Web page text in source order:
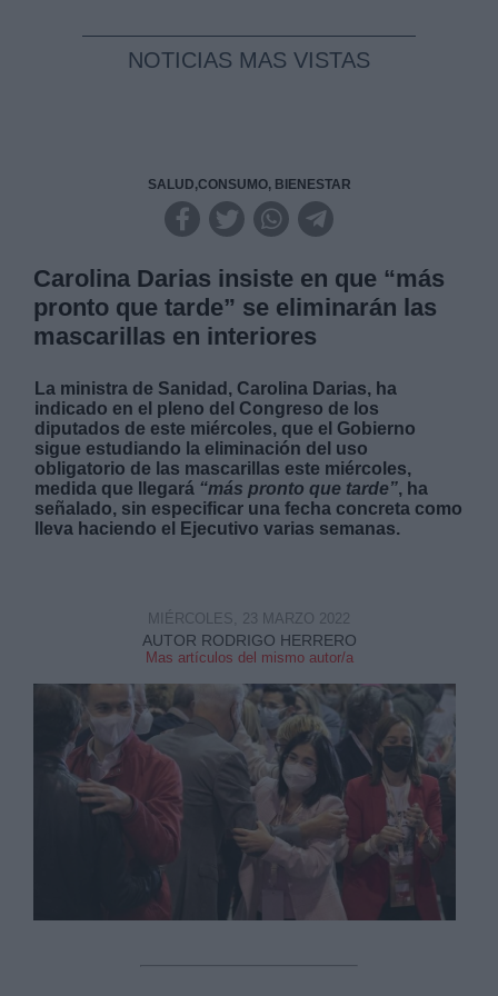
NOTICIAS MAS VISTAS
SALUD,CONSUMO, BIENESTAR
Carolina Darias insiste en que “más
pronto que tarde” se eliminarán las
mascarillas en interiores
La ministra de Sanidad, Carolina Darias, ha
indicado en el pleno del Congreso de los
diputados de este miércoles, que el Gobierno
sigue estudiando la eliminación del uso
obligatorio de las mascarillas este miércoles,
medida que llegará “más pronto que tarde”, ha
señalado, sin especificar una fecha concreta como
lleva haciendo el Ejecutivo varias semanas.
AUTOR RODRIGO HERRERO
Mas artículos del mismo autor/a
MIÉRCOLES, 23 MARZO 2022